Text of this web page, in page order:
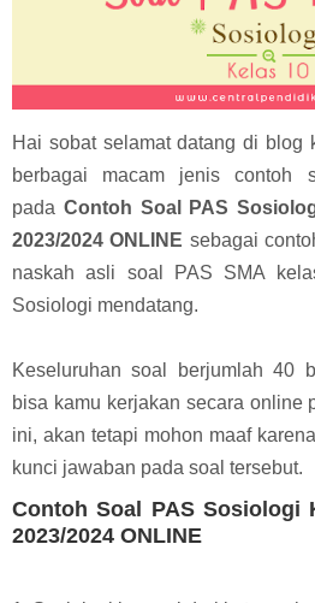
Hai sobat selamat datang di blog
berbagai macam jenis contoh
pada Contoh Soal PAS
2023/2024 ONLINE sebagai
naskah asli soal PAS SMA
Sosiologi mendatang.
Keseluruhan soal berjumlah 40
bisa kamu kerjakan secara online
ini, akan tetapi mohon maaf
kunci jawaban pada soal tersebut.
Contoh Soal PAS Sosiologi
2023/2024 ONLINE